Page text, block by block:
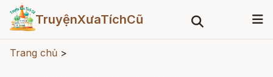
TruyệnXưaTíchCũ
Trang chủ >